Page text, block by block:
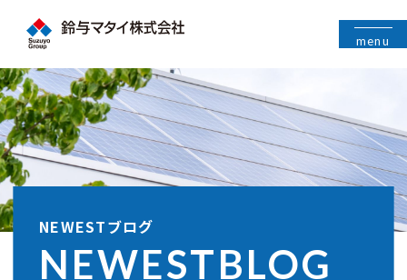
menu
NEWESTブログ
NEWESTBLOG